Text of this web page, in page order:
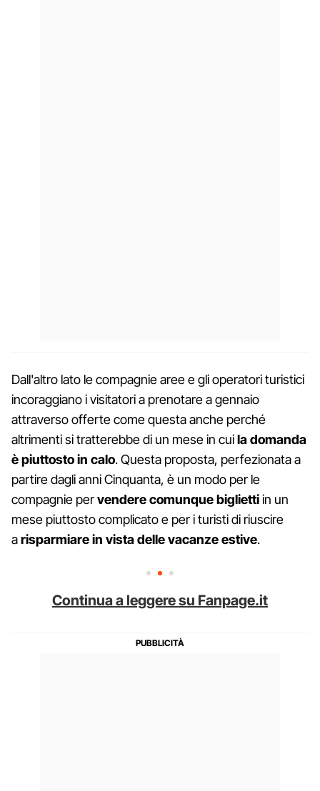
Dall'altro lato le compagnie aree e gli operatori turistici
incoraggiano i visitatori a prenotare a gennaio
attraverso offerte come questa anche perché
altrimenti si tratterebbe di un mese in cuila domanda
è piuttosto in calo. Questa proposta, perfezionata a
partire dagli anni Cinquanta, è un modo per le
compagnie pervendere comunque bigliettiin un
mese piuttosto complicato e per i turisti di riuscire
arisparmiare in vista delle vacanze estive.
Continua a leggere su Fanpage.it